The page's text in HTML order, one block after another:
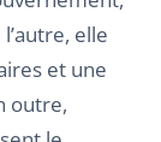
elle
et une
outre,